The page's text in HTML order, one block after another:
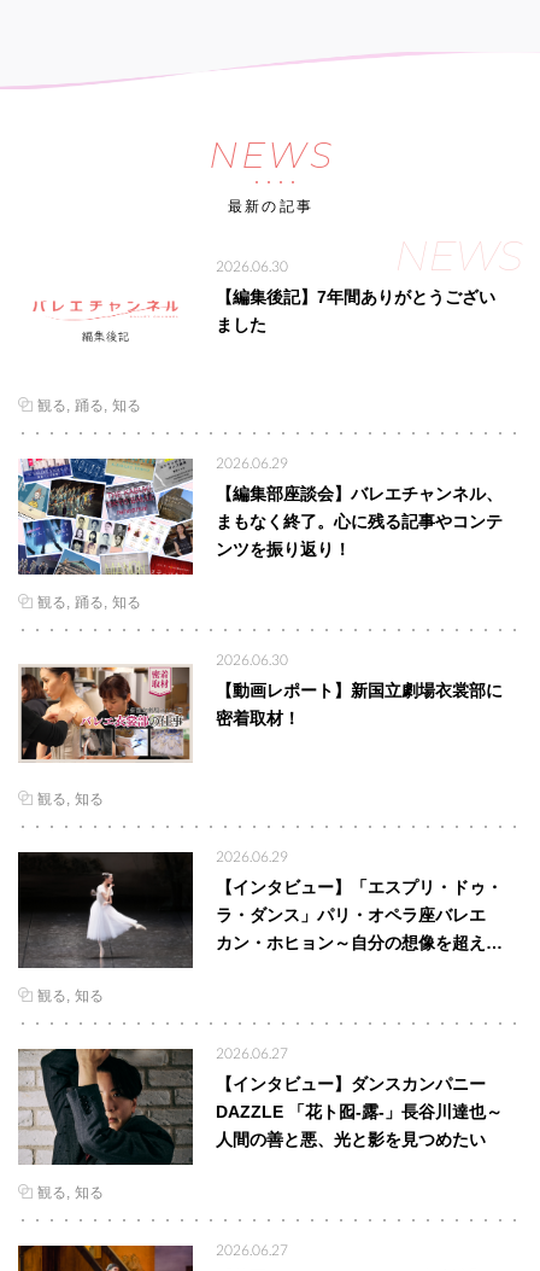
NEWS
最新の記事
NEWS
2026.06.30
【編集後記】7年間ありがとうござい
ました
観る 踊る 知る
2026.06.29
【編集部座談会】バレエチャンネル、
まもなく終了。心に残る記事やコンテ
ンツを振り返り！
観る 踊る 知る
2026.06.30
【動画レポート】新国立劇場衣裳部に
密着取材！
観る 知る
2026.06.29
【インタビュー】「エスプリ・ドゥ・
ラ・ダンス」パリ・オペラ座バレエ
カン・ホヒョン～自分の想像を超え…
観る 知る
2026.06.27
【インタビュー】ダンスカンパニー
DAZZLE 「花ト囮-露-」長谷川達也～
人間の善と悪、光と影を見つめたい
観る 知る
2026.06.27